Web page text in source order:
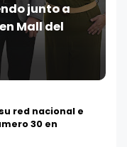
junto a
Mall del
red nacional e
30 en